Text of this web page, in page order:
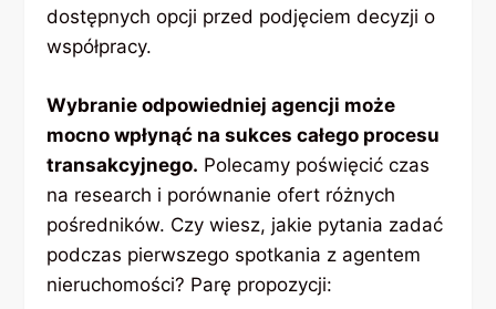
dostępnych opcji przed podjęciem decyzji o
współpracy.
Wybranie odpowiedniej agencji może
mocno wpłynąć na sukces całego procesu
transakcyjnego. Polecamy poświęcić czas
na research i porównanie ofert różnych
pośredników. Czy wiesz, jakie pytania zadać
podczas pierwszego spotkania z agentem
nieruchomości? Parę propozycji: